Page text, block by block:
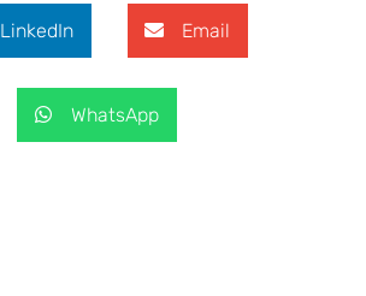
LinkedIn Email
WhatsApp